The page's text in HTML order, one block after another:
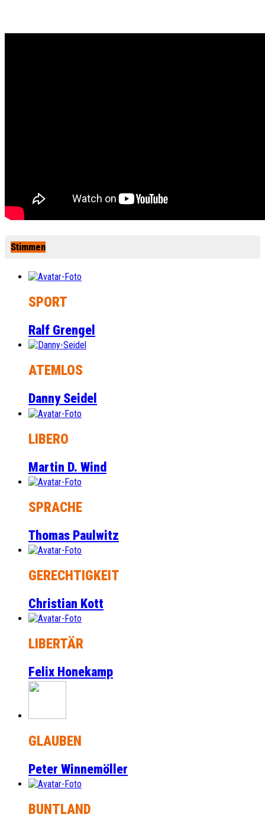
Stimmen
SPORT
Ralf Grengel
ATEMLOS
Danny Seidel
LIBERO
Martin D. Wind
SPRACHE
Thomas Paulwitz
GERECHTIGKEIT
Christian Kott
LIBERTÄR
Felix Honekamp
GLAUBEN
Peter Winnemöller
BUNTLAND